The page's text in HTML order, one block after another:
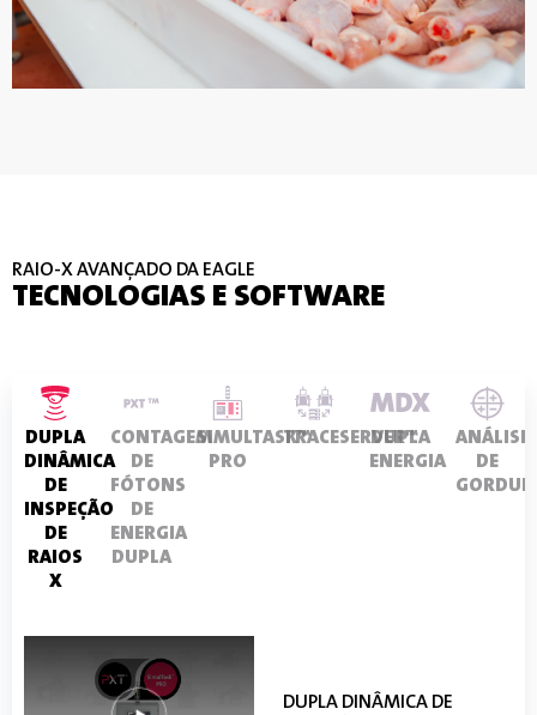
RAIO-X AVANÇADO DA EAGLE
TECNOLOGIAS E SOFTWARE
DUPLA
DINÂMICA
DE
INSPEÇÃO
DE
RAIOS
X
CONTAGEM
DE
FÓTONS
DE
ENERGIA
DUPLA
SIMULTASK™
PRO
TRACESERVER™
DUPLA
ENERGIA
ANÁLISE
DE
DUPLA DINÂMICA DE
CONTAGEM DE FÓTONS DE